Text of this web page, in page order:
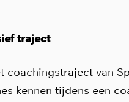
traject
coachingstraject van
kennen tijdens een